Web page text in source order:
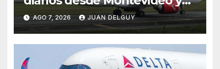
Asunción hacia Bogotá
AGO 7, 2026 JUAN DELGUY